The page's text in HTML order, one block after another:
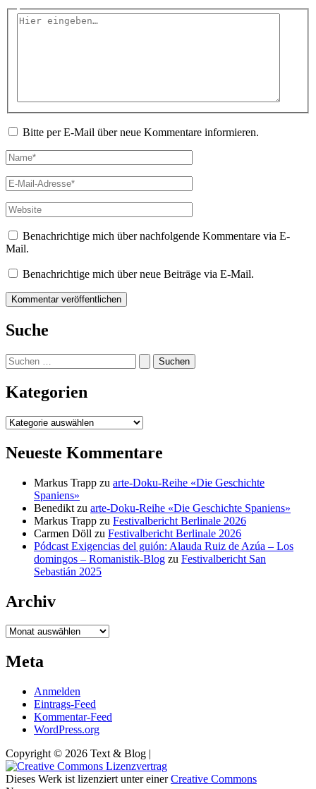
Hier
Bitte per E-Mail über neue Kommentare informieren.
Name*
E-
Mail-
Adresse*
Website
Benachrichtige mich über nachfolgende Kommentare via E-
Mail.
Benachrichtige mich über neue Beiträge via E-Mail.
Suche
Suchen
nach:
Kategorien
Kategorien
Neueste Kommentare
Markus Trapp zu arte-Doku-Reihe «Die Geschichte
Spaniens»
Benedikt zu arte-Doku-Reihe «Die Geschichte Spaniens»
Markus Trapp zu Festivalbericht Berlinale 2026
Carmen Döll zu Festivalbericht Berlinale 2026
Pódcast Exigencias del guión: Alauda Ruiz de Azúa – Los
domingos – Romanistik-Blog zu Festivalbericht San
Sebastián 2025
Archiv
Archiv
Meta
Anmelden
Eintrags-Feed
Kommentar-Feed
WordPress.org
Copyright © 2026 Text & Blog |
Dieses Werk ist lizenziert unter einerCreative Commons